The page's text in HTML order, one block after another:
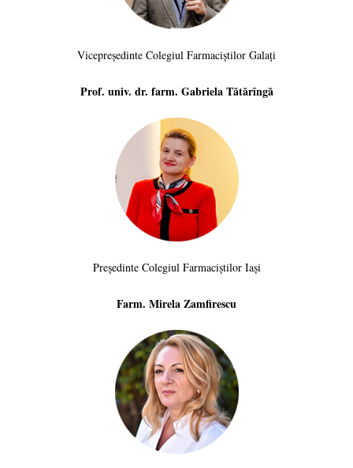
Vicepreședinte Colegiul Farmaciștilor Galați
Prof. univ. dr. farm. Gabriela Tătărîngă
Președinte Colegiul Farmaciștilor Iași
Farm. Mirela Zamfirescu